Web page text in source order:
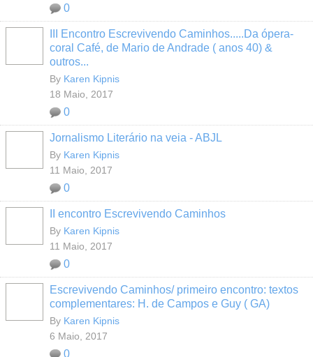
0
III Encontro Escrevivendo Caminhos.....Da ópera-
coral Café, de Mario de Andrade ( anos 40) &
outros...
By Karen Kipnis
18 Maio, 2017
0
Jornalismo Literário na veia - ABJL
By Karen Kipnis
11 Maio, 2017
0
II encontro Escrevivendo Caminhos
By Karen Kipnis
11 Maio, 2017
0
Escrevivendo Caminhos/ primeiro encontro: textos
complementares: H. de Campos e Guy ( GA)
By Karen Kipnis
6 Maio, 2017
0